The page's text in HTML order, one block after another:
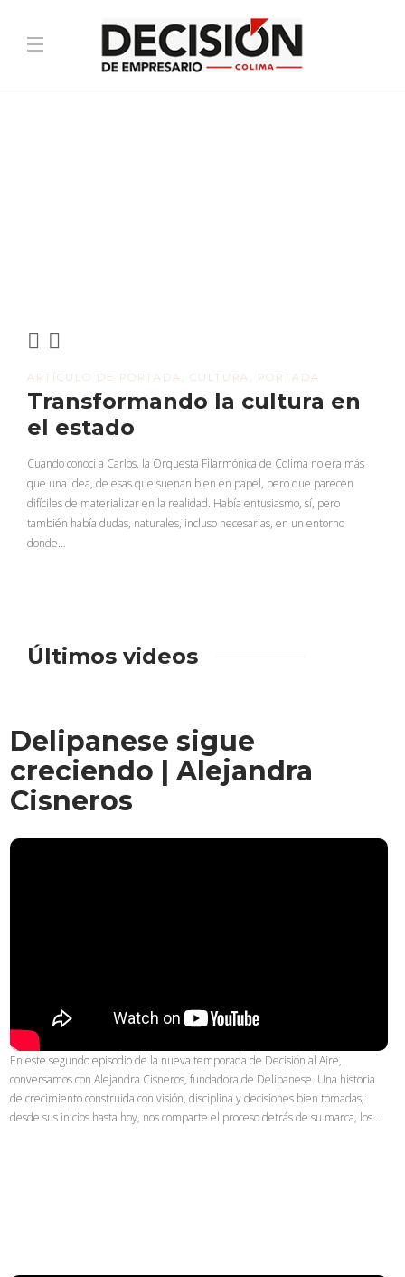
ARTÍCULO DE PORTADA CULTURA PORTADA
Transformando la cultura en
el estado
Cuando conocí a Carlos, la Orquesta Filarmónica de Colima no era más
que una idea, de esas que suenan bien en papel, pero que parecen
difíciles de materializar en la realidad. Había entusiasmo, sí, pero
también había dudas, naturales, incluso necesarias, en un entorno
donde…
Últimos videos
Delipanese sigue
creciendo | Alejandra
Cisneros
En este segundo episodio de la nueva temporada de Decisión al Aire,
conversamos con Alejandra Cisneros, fundadora de Delipanese. Una historia
de crecimiento construida con visión, disciplina y decisiones bien tomadas;
desde sus inicios hasta hoy, nos comparte el proceso detrás de su marca, los…